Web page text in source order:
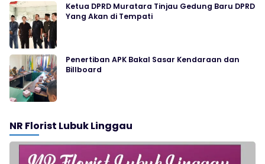
Ketua DPRD Muratara Tinjau Gedung Baru DPRD
Yang Akan di Tempati
Penertiban APK Bakal Sasar Kendaraan dan
Billboard
NR Florist Lubuk Linggau